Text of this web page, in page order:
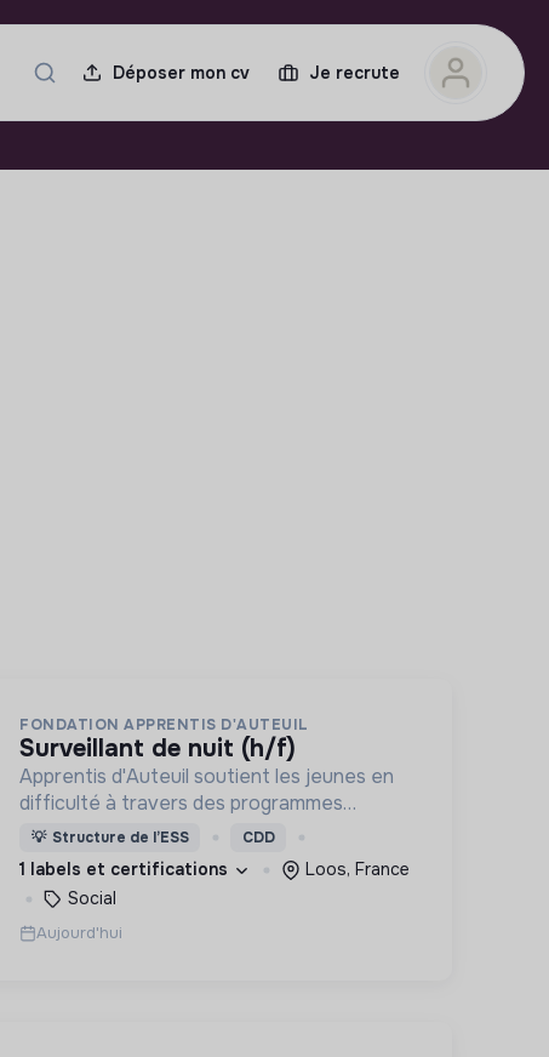
Déposer mon cv Je recrute
FONDATION APPRENTIS D'AUTEUIL
surveillant de nuit (h/f)
Apprentis d'Auteuil soutient les jeunes en
difficulté à travers des programmes
d’accueil, d’éducation, de formation et
d’insertion pour leur permettre de devenir
des hommes et des femmes debout.
💡 Structure de l’ESS CDD
1 labels et certifications
Loos, France
Social
Aujourd'hui